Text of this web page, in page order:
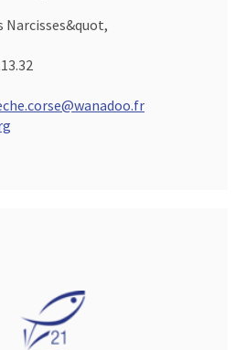
Narcisses&quot,